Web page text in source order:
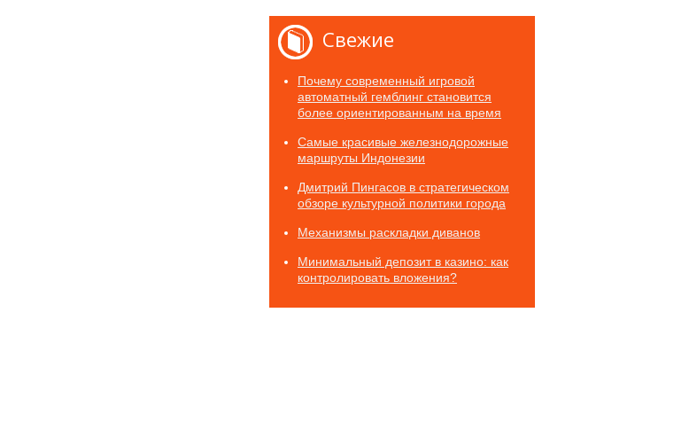
Свежие
Почему современный игровой
автоматный гемблинг становится
более ориентированным на время
Самые красивые железнодорожные
маршруты Индонезии
Дмитрий Пингасов в стратегическом
обзоре культурной политики города
Механизмы раскладки диванов
Минимальный депозит в казино: как
контролировать вложения?